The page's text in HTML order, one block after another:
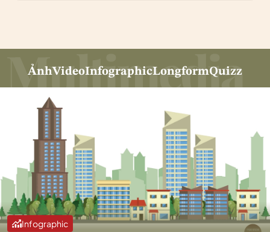
ẢnhVideoInfographicLongformQuizz
Infographic